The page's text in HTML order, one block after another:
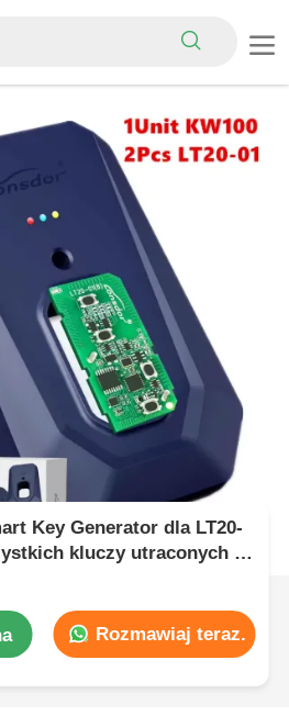
Key Generator dla LT20-
kluczy utraconych i
Rozmawiaj teraz.